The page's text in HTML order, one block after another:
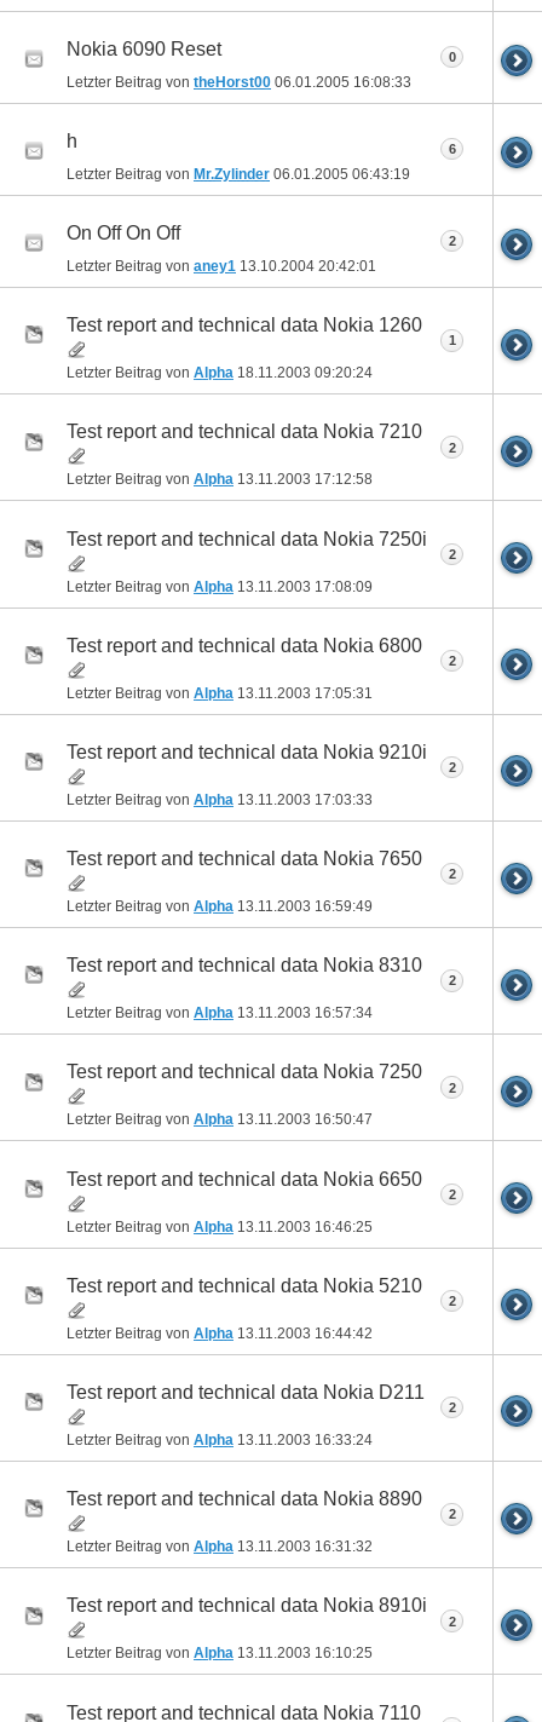
Nokia 6090 Reset
Letzter Beitrag von theHorst00 06.01.2005 16:08:33
0
h
Letzter Beitrag von Mr.Zylinder 06.01.2005 06:43:19
6
On Off On Off
Letzter Beitrag von aney1 13.10.2004 20:42:01
2
Test report and technical data Nokia 1260
Letzter Beitrag von Alpha 18.11.2003 09:20:24
1
Test report and technical data Nokia 7210
Letzter Beitrag von Alpha 13.11.2003 17:12:58
2
Test report and technical data Nokia 7250i
Letzter Beitrag von Alpha 13.11.2003 17:08:09
2
Test report and technical data Nokia 6800
Letzter Beitrag von Alpha 13.11.2003 17:05:31
2
Test report and technical data Nokia 9210i
Letzter Beitrag von Alpha 13.11.2003 17:03:33
2
Test report and technical data Nokia 7650
Letzter Beitrag von Alpha 13.11.2003 16:59:49
2
Test report and technical data Nokia 8310
Letzter Beitrag von Alpha 13.11.2003 16:57:34
2
Test report and technical data Nokia 7250
Letzter Beitrag von Alpha 13.11.2003 16:50:47
2
Test report and technical data Nokia 6650
Letzter Beitrag von Alpha 13.11.2003 16:46:25
2
Test report and technical data Nokia 5210
Letzter Beitrag von Alpha 13.11.2003 16:44:42
2
Test report and technical data Nokia D211
Letzter Beitrag von Alpha 13.11.2003 16:33:24
2
Test report and technical data Nokia 8890
Letzter Beitrag von Alpha 13.11.2003 16:31:32
2
Test report and technical data Nokia 8910i
Letzter Beitrag von Alpha 13.11.2003 16:10:25
2
Test report and technical data Nokia 7110